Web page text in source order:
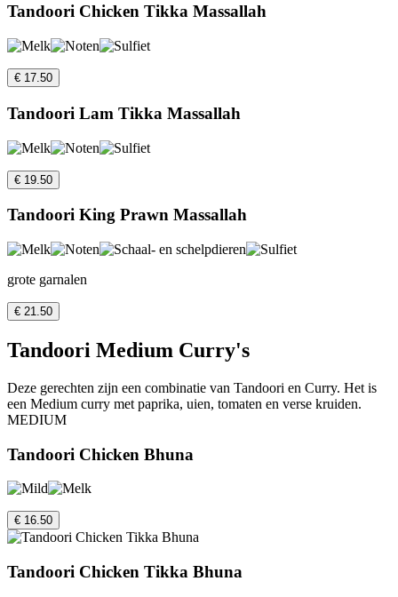
Tandoori Chicken Tikka Massallah
€ 17.50
Tandoori Lam Tikka Massallah
€ 19.50
Tandoori King Prawn Massallah
grote garnalen
€ 21.50
Tandoori Medium Curry's
Deze gerechten zijn een combinatie van Tandoori en Curry. Het is
een Medium curry met paprika, uien, tomaten en verse kruiden.
MEDIUM
Tandoori Chicken Bhuna
€ 16.50
Tandoori Chicken Tikka Bhuna